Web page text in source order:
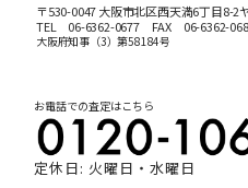
〒530-0047 大阪市北区西天満6丁目8-2
TEL 06-6362-0677FAX 06-6362-
大阪府知事（3）第58184号
お電話での査定はこちら
定休日: 火曜日・水曜日